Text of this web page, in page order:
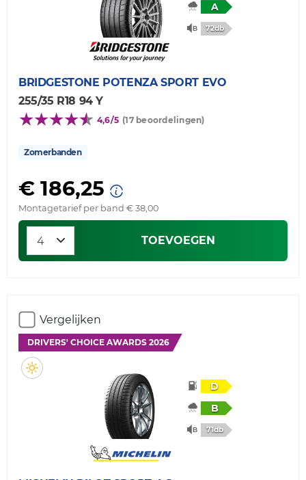
A
72db
BRIDGESTONE POTENZA SPORT EVO
255/35 R18 94 Y
4,6/5 (17 beoordelingen)
Zomerbanden
€ 186,25
Montagetarief per band € 38,00
TOEVOEGEN
Vergelijken
DRIVERS' CHOICE AWARDS 2026
D
B
71db